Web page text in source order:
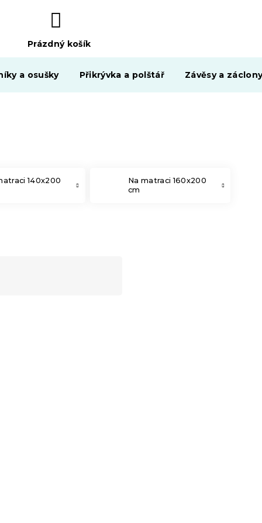
NÁKUPNÍ
KOŠÍK
Prázdný košík
a osušky Přikrývka a polštář Závěsy a
140x200
Na matraci 160x200
cm